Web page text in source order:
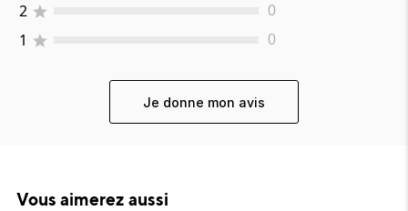
2 0
1 0
Je donne mon avis
Vous aimerez aussi